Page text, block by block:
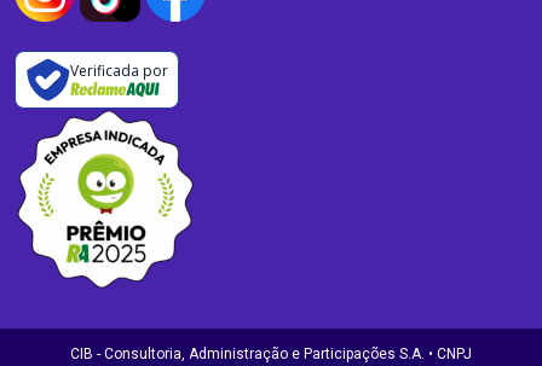
Verificada por
CIB - Consultoria, Administração e Participações S.A. • CNPJ